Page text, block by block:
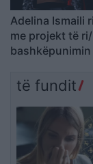
Adelina Ismaili
me projekt të
të fundit